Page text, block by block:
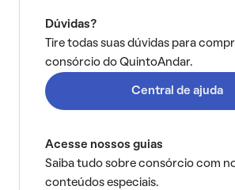
Dúvidas?
Tire todas suas dúvidas para
consórcio do QuintoAndar.
Central de ajuda
Acesse nossos guias
Saiba tudo sobre consórcio com
conteúdos especiais.